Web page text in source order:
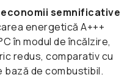
semnificative
energetică A+++
în modul de încălzire,
redus, comparativ cu
de combustibil.